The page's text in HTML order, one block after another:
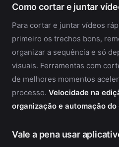
Como cortar e juntar
Para cortar e juntar vídeos
primeiro os trechos bons,
organizar a sequência e só
visuais. Ferramentas com
de melhores momentos
processo. Velocidade na
organização e automação do
Vale a pena usar